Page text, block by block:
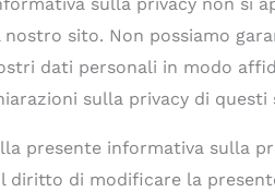
sulla privacy non si
sito. Non possiamo
dati personali in modo
sulla privacy di
presente informativa sulla
diritto di modificare la